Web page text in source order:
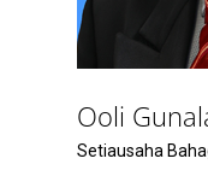
Ooli
Setiausaha